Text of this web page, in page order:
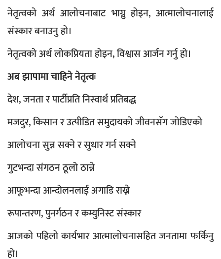
नेतृत्वको अर्थ आलोचनाबाट भाग्नु होइन, आत्मालोचनालाई
संस्कार बनाउनु हो।
नेतृत्वको अर्थ लोकप्रियता होइन, विश्वास आर्जन गर्नु हो।
अब झापामा चाहिने नेतृत्वः
देश, जनता र पार्टीप्रति निस्वार्थ प्रतिबद्ध
मजदुर, किसान र उत्पीडित समुदायको जीवनसँग जोडिएको
आलोचना सुन्न सक्ने र सुधार गर्न सक्ने
गुटभन्दा संगठन ठूलो ठान्ने
आफूभन्दा आन्दोलनलाई अगाडि राख्ने
रूपान्तरण, पुनर्गठन र कम्युनिस्ट संस्कार
आजको पहिलो कार्यभार आत्मालोचनासहित जनतामा फर्किनु
हो।